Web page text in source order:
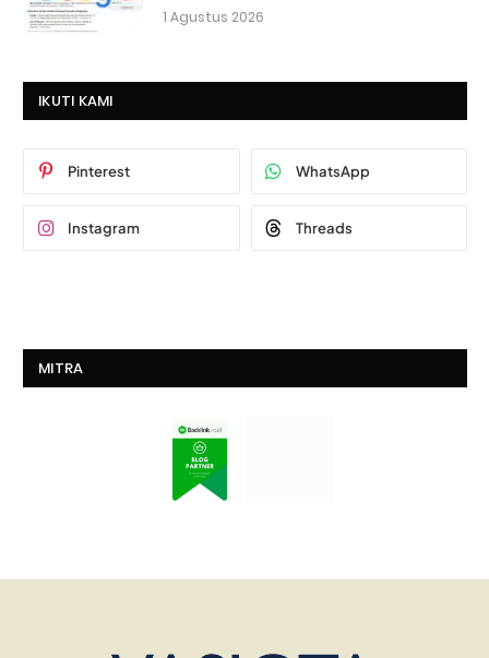
1 Agustus 2026
IKUTI KAMI
Pinterest WhatsApp
Instagram Threads
MITRA